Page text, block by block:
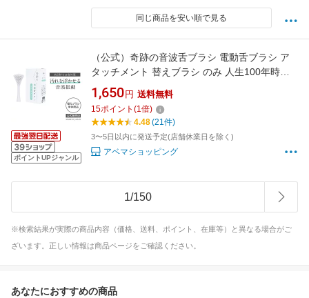
同じ商品を安い順で見る
ポイントUPジャンル
（公式）奇跡の音波舌ブラシ 電動舌ブラシ ア
タッチメント 替えブラシ のみ 人生100年時代
の新習慣 5秒で口臭対策 口内環境正常化 汚れを
浮かせる音波振動 16,000本の極細毛 しっかり
舌にフィット（送料無料）奇跡の電動舌ブラシ
ハレノ HaRENO/
1,650 円 送料無料
15ポイント (1倍)
4.48(21件)
3〜5日以内に発送予定(店舗休業日を除く)
アベマショッピング
1/150
※検索結果が実際の商品内容（価格、送料、ポイント、在庫等）と異なる場合がご
ざいます。正しい情報は商品ページをご確認ください。
あなたにおすすめの商品